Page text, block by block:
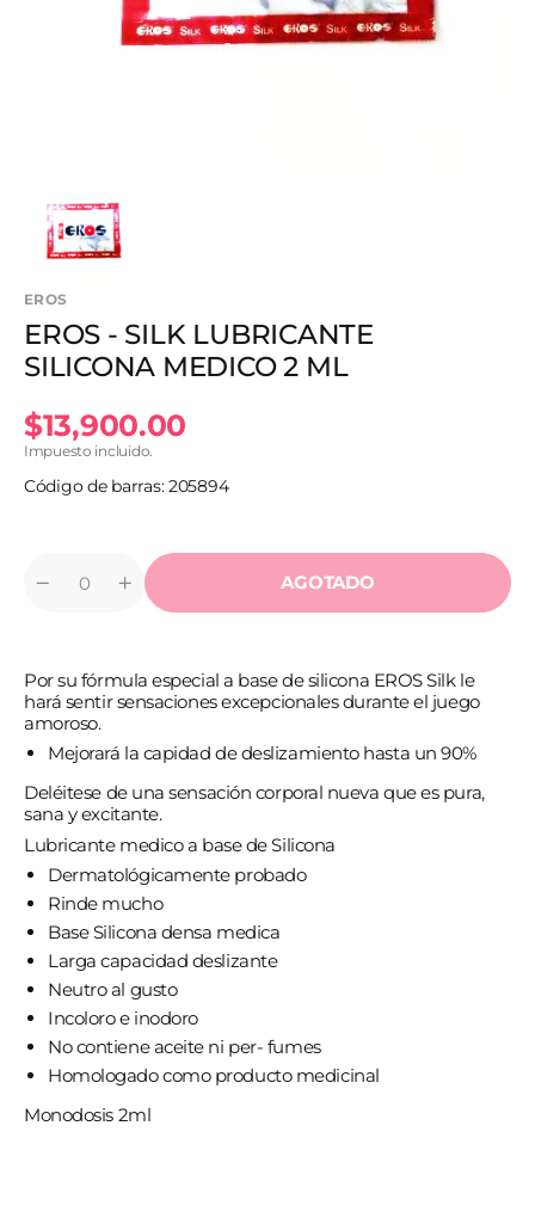
en
vista
de
EROS
EROS - SILK LUBRICANTE
SILICONA MEDICO 2 ML
Precio
habitual
$13,900.00
Impuesto incluido.
Código de barras: 205894
Reducir
SILK
LUBRICANTE
MEDICO
2
Cantidad
Aumentar
cantidad
SILK
LUBRICANTE
2
AGOTADO
Por su fórmula especial a base de silicona EROS Silk le
hará sentir sensaciones excepcionales durante el juego
amoroso.
Mejorará la capidad de deslizamiento hasta un 90%
Deléitese de una sensación corporal nueva que es pura,
sana y excitante.
Lubricante medico a base de Silicona
Dermatológicamente probado
Rinde mucho
Base Silicona densa medica
Larga capacidad deslizante
Neutro al gusto
Incoloro e inodoro
No contiene aceite ni per- fumes
Homologado como producto medicinal
Monodosis 2ml